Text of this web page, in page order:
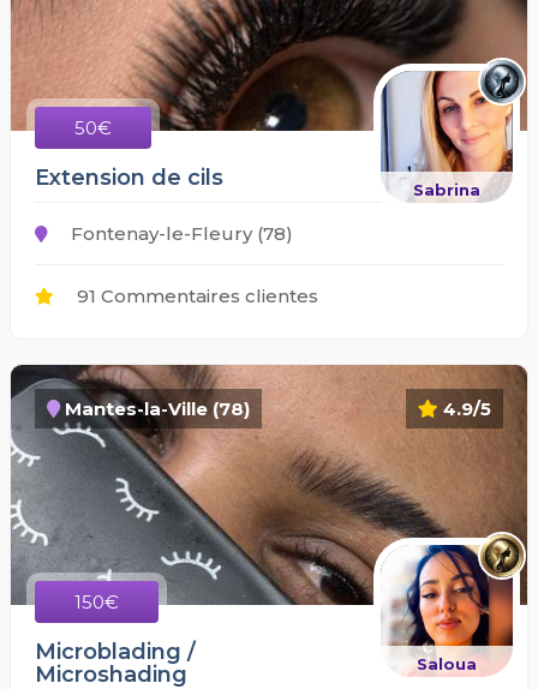
50€
Sabrina
Extension de cils
Fontenay-le-Fleury (78)
91 Commentaires clientes
4.9/5
Mantes-la-Ville (78)
150€
Saloua
Microblading /
Microshading